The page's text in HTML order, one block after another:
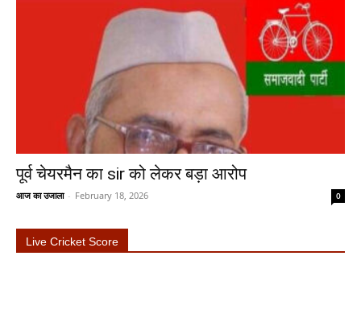
पूर्व चेयरमैन का sir को लेकर बड़ा आरोप
आज का उजाला - February 18, 2026 0
Live Cricket Score